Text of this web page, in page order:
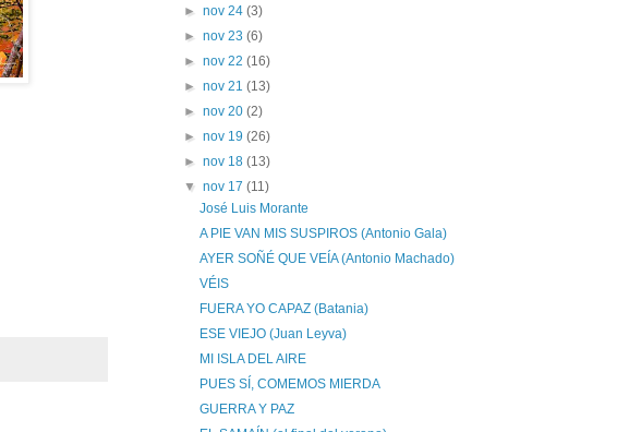
► nov 24 (3)
► nov 23 (6)
► nov 22 (16)
► nov 21 (13)
► nov 20 (2)
► nov 19 (26)
► nov 18 (13)
▼ nov 17 (11)
José Luis Morante
A PIE VAN MIS SUSPIROS (Antonio Gala)
AYER SOÑÉ QUE VEÍA (Antonio Machado)
VÉIS
FUERA YO CAPAZ (Batania)
ESE VIEJO (Juan Leyva)
MI ISLA DEL AIRE
PUES SÍ, COMEMOS MIERDA
GUERRA Y PAZ